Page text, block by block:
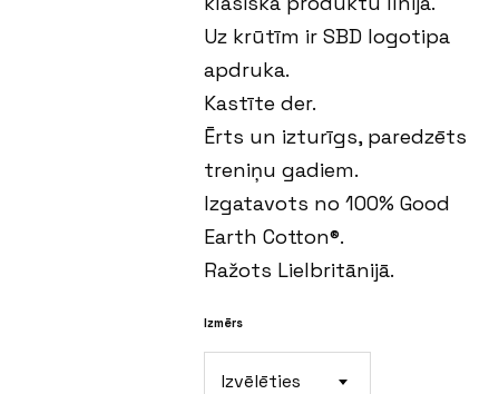
Uz krūtīm ir SBD logotipa
apdruka.
Kastīte der.
Ērts un izturīgs, paredzēts
treniņu gadiem.
Izgatavots no 100% Good
Earth Cotton®.
Ražots Lielbritānijā.
Izmērs
Izvēlēties